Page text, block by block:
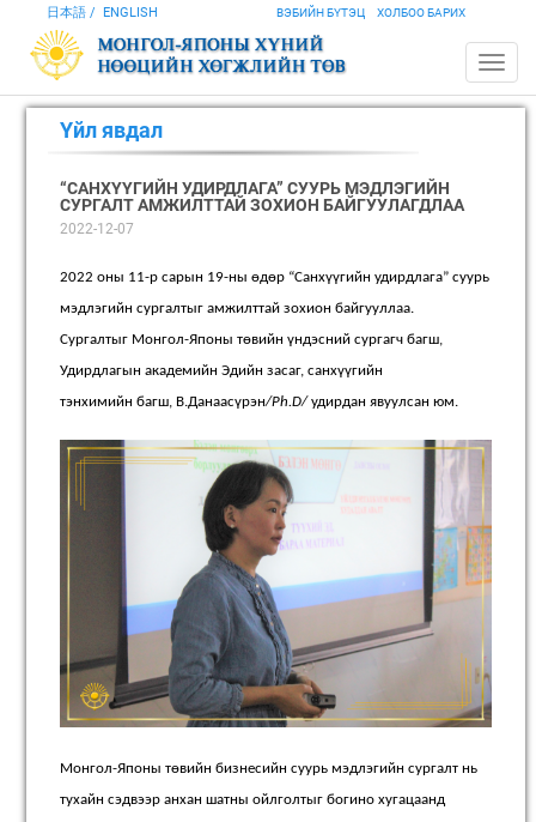
ВЭБИЙН БҮТЭЦ ХОЛБОО БАРИХ
日本語 ENGLISH
Үйл явдал
“САНХҮҮГИЙН УДИРДЛАГА” СУУРЬ МЭДЛЭГИЙН
СУРГАЛТ АМЖИЛТТАЙ ЗОХИОН БАЙГУУЛАГДЛАА
2022-12-07
2022 оны 11-р сарын 19-ны өдөр “Санхүүгийн удирдлага” суурь
мэдлэгийн сургалтыг амжилттай зохион байгууллаа.
Сургалтыг Монгол-Японы төвийн үндэсний сургагч багш,
Удирдлагын академийн Эдийн засаг, санхүүгийн
тэнхимийн багш, В.Данаасүрэн/Ph.D/удирдан явуулсан юм.
Монгол-Японы төвийн бизнесийн суурь мэдлэгийн сургалт нь
тухайн сэдвээр анхан шатны ойлголтыг богино хугацаанд